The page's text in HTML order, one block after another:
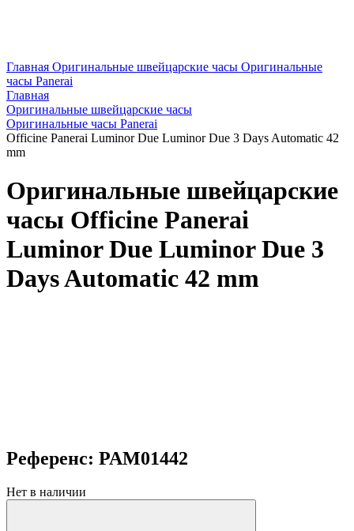
Главная Оригинальные швейцарские часы Оригинальные
часы Panerai
Главная
Оригинальные швейцарские часы
Оригинальные часы Panerai
Officine Panerai Luminor Due Luminor Due 3 Days Automatic 42
mm
Оригинальные швейцарские
часы Officine Panerai
Luminor Due Luminor Due 3
Days Automatic 42 mm
Референс: PAM01442
Нет в наличии